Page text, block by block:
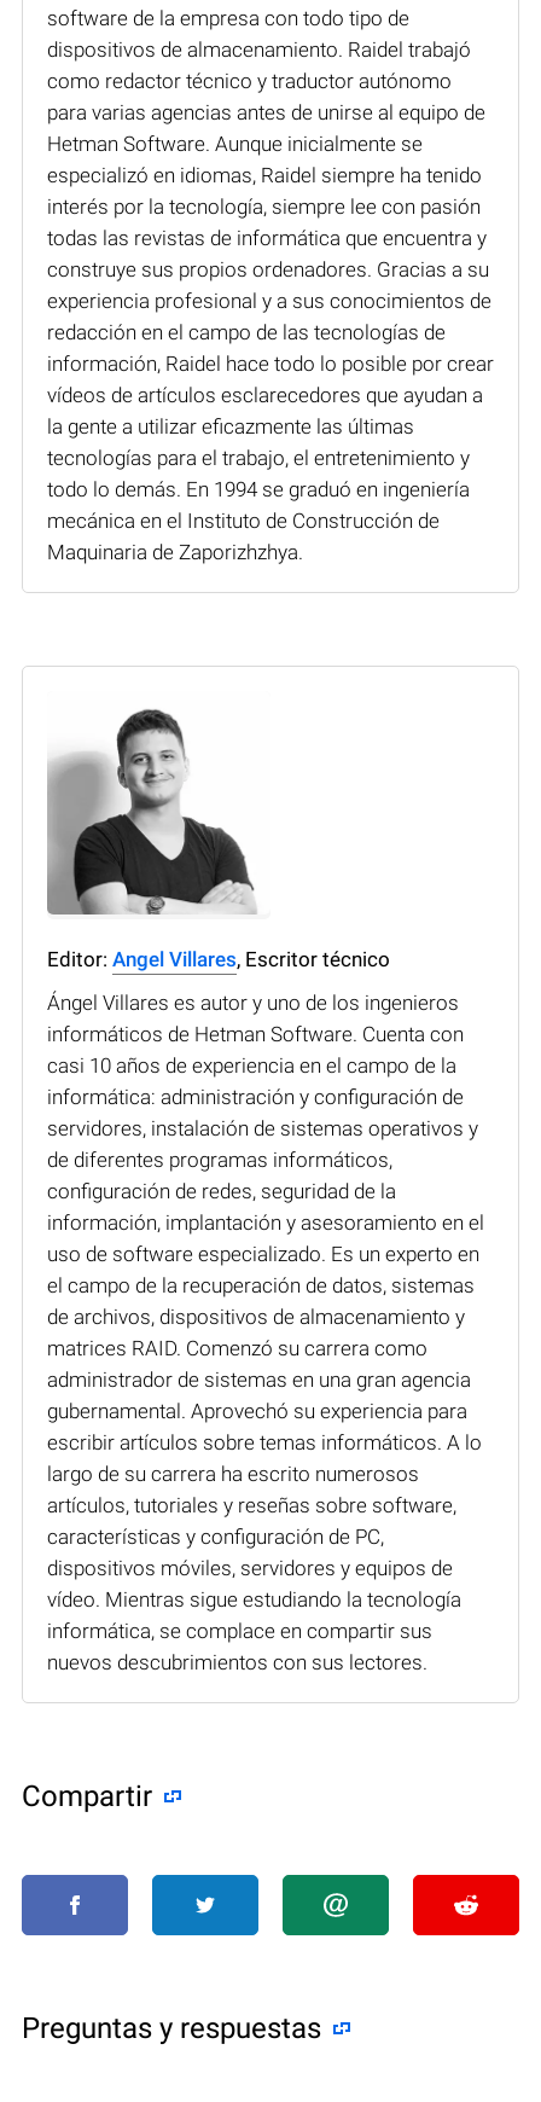
software de la empresa con todo tipo de
dispositivos de almacenamiento. Raidel trabajó
como redactor técnico y traductor autónomo
para varias agencias antes de unirse al equipo de
Hetman Software. Aunque inicialmente se
especializó en idiomas, Raidel siempre ha tenido
interés por la tecnología, siempre lee con pasión
todas las revistas de informática que encuentra y
construye sus propios ordenadores. Gracias a su
experiencia profesional y a sus conocimientos de
redacción en el campo de las tecnologías de
información, Raidel hace todo lo posible por crear
vídeos de artículos esclarecedores que ayudan a
la gente a utilizar eficazmente las últimas
tecnologías para el trabajo, el entretenimiento y
todo lo demás. En 1994 se graduó en ingeniería
mecánica en el Instituto de Construcción de
Maquinaria de Zaporizhzhya.
Editor: Angel Villares, Escritor técnico
Ángel Villares es autor y uno de los ingenieros
informáticos de Hetman Software. Cuenta con
casi 10 años de experiencia en el campo de la
informática: administración y configuración de
servidores, instalación de sistemas operativos y
de diferentes programas informáticos,
configuración de redes, seguridad de la
información, implantación y asesoramiento en el
uso de software especializado. Es un experto en
el campo de la recuperación de datos, sistemas
de archivos, dispositivos de almacenamiento y
matrices RAID. Comenzó su carrera como
administrador de sistemas en una gran agencia
gubernamental. Aprovechó su experiencia para
escribir artículos sobre temas informáticos. A lo
largo de su carrera ha escrito numerosos
artículos, tutoriales y reseñas sobre software,
características y configuración de PC,
dispositivos móviles, servidores y equipos de
vídeo. Mientras sigue estudiando la tecnología
informática, se complace en compartir sus
nuevos descubrimientos con sus lectores.
Compartir
Preguntas y respuestas